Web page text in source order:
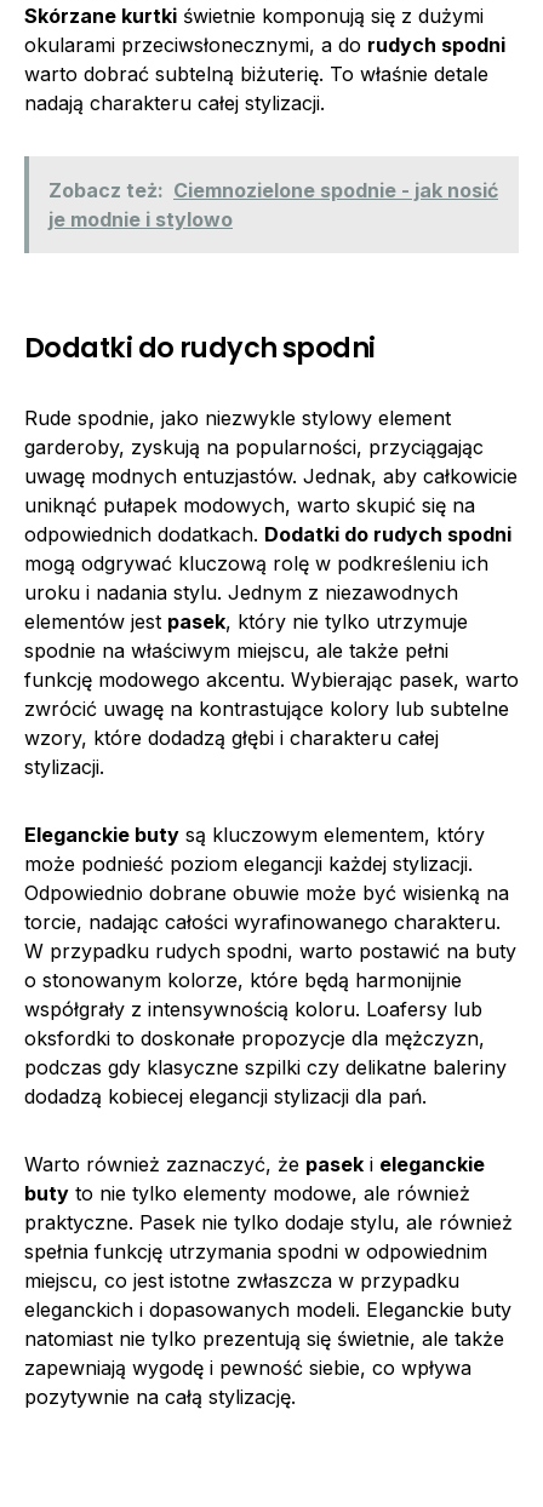
Skórzane kurtki świetnie komponują się z dużymi
okularami przeciwsłonecznymi, a do rudych spodni
warto dobrać subtelną biżuterię. To właśnie detale
nadają charakteru całej stylizacji.
Zobacz też: Ciemnozielone spodnie - jak nosić
je modnie i stylowo
Dodatki do rudych spodni
Rude spodnie, jako niezwykle stylowy element
garderoby, zyskują na popularności, przyciągając
uwagę modnych entuzjastów. Jednak, aby całkowicie
uniknąć pułapek modowych, warto skupić się na
odpowiednich dodatkach. Dodatki do rudych spodni
mogą odgrywać kluczową rolę w podkreśleniu ich
uroku i nadania stylu. Jednym z niezawodnych
elementów jest pasek, który nie tylko utrzymuje
spodnie na właściwym miejscu, ale także pełni
funkcję modowego akcentu. Wybierając pasek, warto
zwrócić uwagę na kontrastujące kolory lub subtelne
wzory, które dodadzą głębi i charakteru całej
stylizacji.
Eleganckie buty są kluczowym elementem, który
może podnieść poziom elegancji każdej stylizacji.
Odpowiednio dobrane obuwie może być wisienką na
torcie, nadając całości wyrafinowanego charakteru.
W przypadku rudych spodni, warto postawić na buty
o stonowanym kolorze, które będą harmonijnie
współgrały z intensywnością koloru. Loafersy lub
oksfordki to doskonałe propozycje dla mężczyzn,
podczas gdy klasyczne szpilki czy delikatne baleriny
dodadzą kobiecej elegancji stylizacji dla pań.
Warto również zaznaczyć, że pasek i eleganckie
buty to nie tylko elementy modowe, ale również
praktyczne. Pasek nie tylko dodaje stylu, ale również
spełnia funkcję utrzymania spodni w odpowiednim
miejscu, co jest istotne zwłaszcza w przypadku
eleganckich i dopasowanych modeli. Eleganckie buty
natomiast nie tylko prezentują się świetnie, ale także
zapewniają wygodę i pewność siebie, co wpływa
pozytywnie na całą stylizację.